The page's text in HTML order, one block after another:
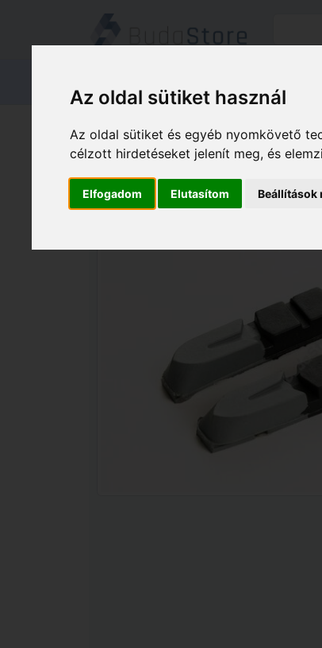
Az oldal sütiket használ
Az oldal sütiket és egyéb nyomkövető
célzott hirdetéseket jelenít meg, és
Elfogadom Elutasítom Beállítások
Termékeink HÁZ KERT
BIKEFUN Fékbetét BF MTB 72